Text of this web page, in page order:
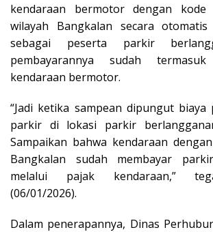
kendaraan bermotor dengan
wilayah Bangkalan secara
sebagai peserta parkir
pembayarannya sudah
kendaraan bermotor.
“Jadi ketika sampean dipungut
parkir di lokasi parkir
Sampaikan bahwa kendaraan
Bangkalan sudah membayar
melalui pajak kendaraan,”
(06/01/2026).
Dalam penerapannya, Dinas